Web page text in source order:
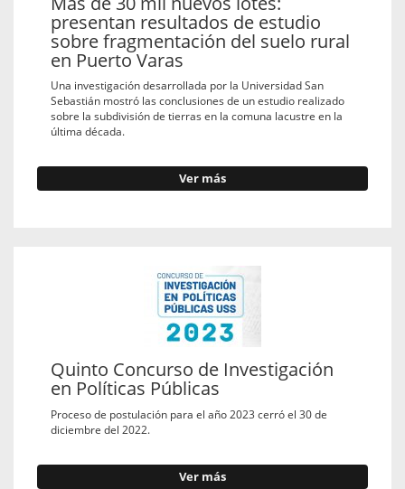
presentan resultados de estudio
sobre fragmentación del suelo rural
en Puerto Varas
Una investigación desarrollada por la Universidad San
Sebastián mostró las conclusiones de un estudio realizado
sobre la subdivisión de tierras en la comuna lacustre en la
última década.
Ver más
Quinto Concurso de Investigación
en Políticas Públicas
Proceso de postulación para el año 2023 cerró el 30 de
diciembre del 2022.
Ver más